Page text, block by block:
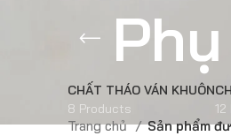
CHẤT THÁO VÁN KHUÔN
8 Products
Trang chủ Sản phẩm